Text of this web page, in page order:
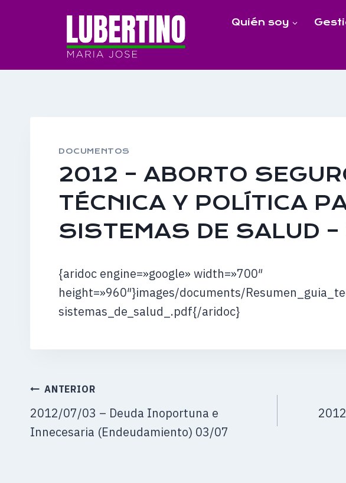
Quién soy
DOCUMENTOS
2012 – ABORTO
TÉCNICA Y POLÍTICA
SISTEMAS DE SALUD –
{aridoc engine=»google» width=»700″
height=»960″}images/documents/
sistemas_de_salud_.pdf{/aridoc}
NAVEGACIÓN
DE
ENTRADAS
ANTERIOR
2012/07/03 – Deuda Inoportuna e
Innecesaria (Endeudamiento) 03/07